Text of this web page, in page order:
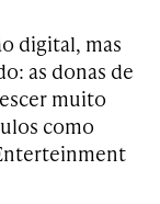
digital, mas
as donas de
muito
como